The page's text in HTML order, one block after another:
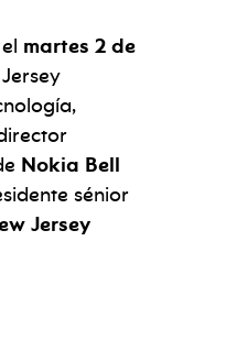
el martes 2 de
Nokia Bell
sénior
Jersey